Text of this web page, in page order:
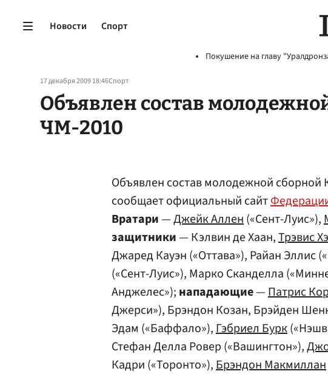
Новости Спорт
Покушение на главу
17 декабря 2009 18:46Спорт
Объявлен состав
ЧМ-2010
Объявлен состав молодежной сборной
сообщает официальный сайт
Вратари—Джейк Аллен(«Сент-Луис»),
защитники— Кэлвин де Хаан,Трэвис
Джаред Кауэн («Оттава»), Райан Эллис
(«Сент-Луис»), Марко Сканделла
Анджелес»); нападающие—Патрис
Джерси»), Брэндон Козан, Брэйден
Эдам («Баффало»),Гэбриел Бурк
Стефан Делла Ровер («Вашингтон»),
Кадри («Торонто»),Брэндон Макмиллан